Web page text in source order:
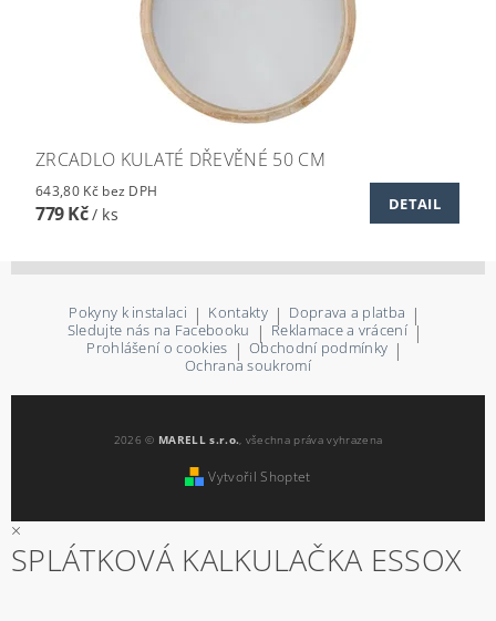
ZRCADLO KULATÉ DŘEVĚNÉ 50 CM
643,80 Kč bez DPH
779 Kč/ ks
DETAIL
Pokyny k instalaci | Kontakty | Doprava a platba |
Sledujte nás na Facebooku | Reklamace a vrácení |
Prohlášení o cookies | Obchodní podmínky |
Ochrana soukromí
2026 © MARELL s.r.o., všechna práva vyhrazena
Vytvořil Shoptet
×
SPLÁTKOVÁ KALKULAČKA ESSOX